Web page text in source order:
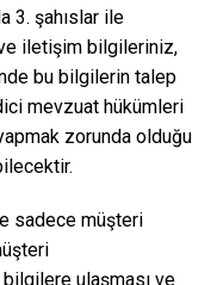
3. şahıslar ile
iletişim bilgileriniz,
bu bilgilerin talep
mevzuat hükümleri
zorunda olduğu
sadece müşteri
ulaşması ve